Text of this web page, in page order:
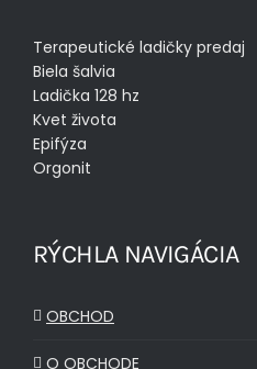
Terapeutické ladičky predaj
Biela šalvia
Ladička 128 hz
Kvet života
Epifýza
Orgonit
RÝCHLA NAVIGÁCIA
OBCHOD
O OBCHODE